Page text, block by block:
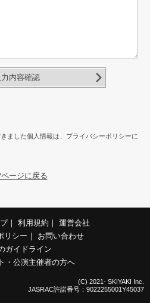
力内容確認
ました個人情報は、プライバシーポリシーに
ページに戻る
利用規約
運営会社
リシー
お問い合わせ
ガイドライン
・公演主催者の方へ
(C) 2021- SKIYAKI Inc.
JASRAC許諾番号：9022255001Y45037